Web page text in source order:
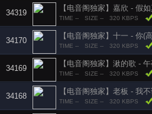
34319
【电音阁独家】嘉欣 - 假
TIME -- SIZE -- 320 KBPS
34170
【电音阁独家】十一 - 你(
TIME -- SIZE -- 320 KBPS
34169
【电音阁独家】湫的歌 -
TIME -- SIZE -- 320 KBPS
34168
【电音阁独家】老板 - 我
TIME -- SIZE -- 320 KBPS